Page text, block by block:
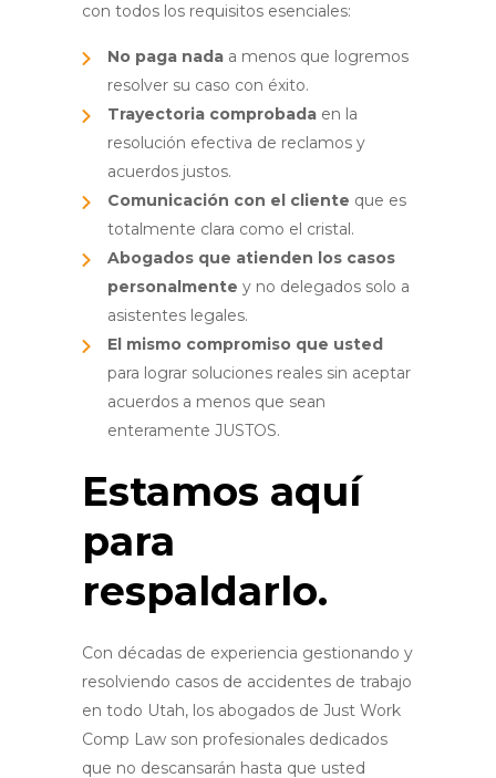
con todos los requisitos esenciales:
No paga nada a menos que logremos
resolver su caso con éxito.
Trayectoria comprobada en la
resolución efectiva de reclamos y
acuerdos justos.
Comunicación con el cliente que es
totalmente clara como el cristal.
Abogados que atienden los casos
personalmente y no delegados solo a
asistentes legales.
El mismo compromiso que usted
para lograr soluciones reales sin aceptar
acuerdos a menos que sean
enteramente JUSTOS.
Estamos aquí
para
respaldarlo.
Con décadas de experiencia gestionando y
resolviendo casos de accidentes de trabajo
en todo Utah, los abogados de Just Work
Comp Law son profesionales dedicados
que no descansarán hasta que usted